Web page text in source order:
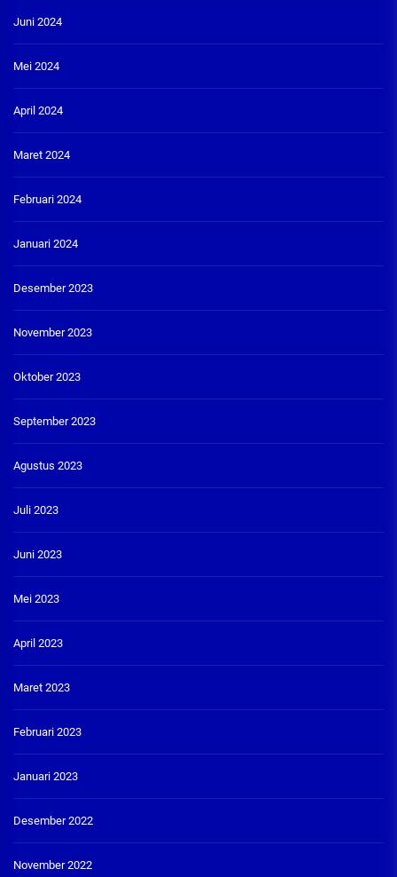
Juni 2024
Mei 2024
April 2024
Maret 2024
Februari 2024
Januari 2024
Desember 2023
November 2023
Oktober 2023
September 2023
Agustus 2023
Juli 2023
Juni 2023
Mei 2023
April 2023
Maret 2023
Februari 2023
Januari 2023
Desember 2022
November 2022